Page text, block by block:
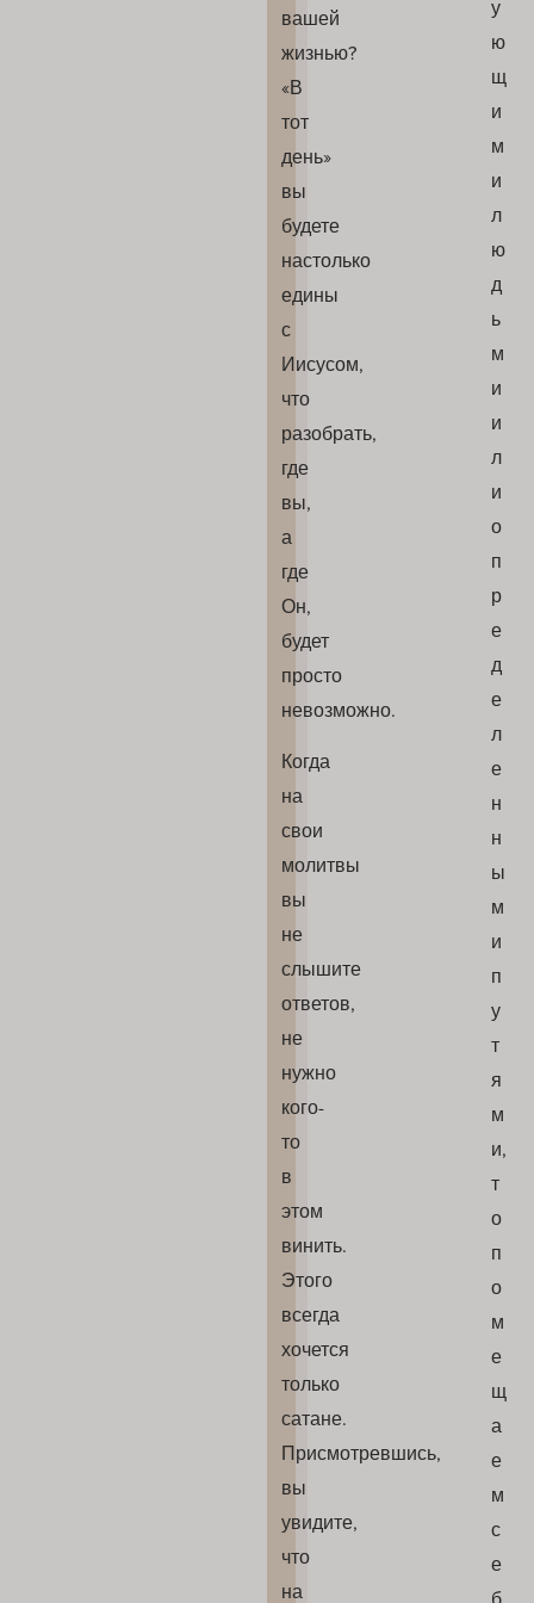
вашей
жизнью?
«В
тот
день»
вы
будете
настолько
едины
с
Иисусом,
что
разобрать,
где
вы,
а
где
Он,
будет
просто
невозможно.
Когда
на
свои
молитвы
вы
не
слышите
ответов,
не
нужно
кого-
то
в
этом
винить.
Этого
всегда
хочется
только
сатане.
Присмотревшись,
вы
увидите,
что
на
у
ю
щ
и
м
и
л
ю
д
ь
м
и
и
л
и
о
п
р
е
д
е
л
е
н
н
ы
м
и
п
у
т
я
м
и,
т
о
п
о
м
е
щ
а
е
м
с
е